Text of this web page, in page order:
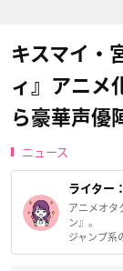
キスマイ・
ィ』アニメ
ら豪華声優
ニュース
ライター：
アニメオタ
ン』。
ジャンプ系